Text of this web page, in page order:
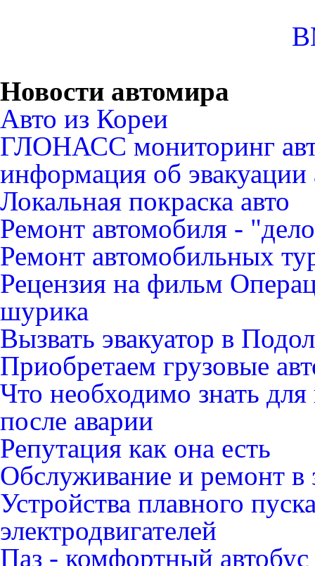
Новости автомира
Авто из Кореи
ГЛОНАСС мониторинг
информация об эвакуации
Локальная покраска авто
Ремонт автомобиля -
Ремонт автомобильных
Рецензия на фильм
шурика
Вызвать эвакуатор в
Приобретаем грузовые
Что необходимо знать
после аварии
Репутация как она есть
Обслуживание и ремонт в
Устройства плавного
электродвигателей
Паз - комфортный